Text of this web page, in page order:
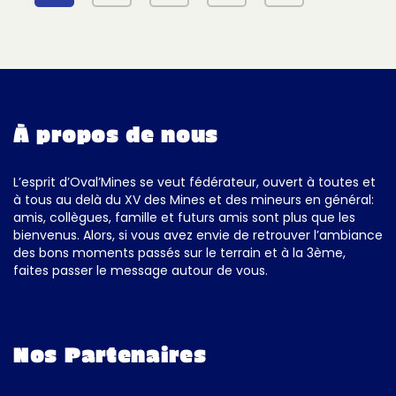
À propos de nous
L’esprit d’Oval’Mines se veut fédérateur, ouvert à toutes et
à tous au delà du XV des Mines et des mineurs en général:
amis, collègues, famille et futurs amis sont plus que les
bienvenus. Alors, si vous avez envie de retrouver l’ambiance
des bons moments passés sur le terrain et à la 3ème,
faites passer le message autour de vous.
Nos Partenaires